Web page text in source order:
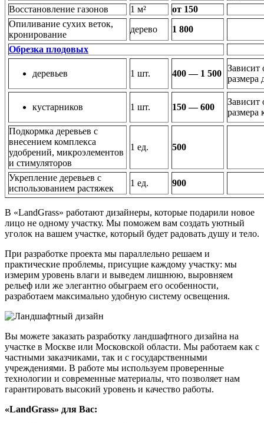
Восстановление газонов
1 м²
от 150
Опиливание сухих веток,
кронирование
дерево
1 800
Обрезка плодовых
деревьев 1 шт. 400 — 1 500
Зависит
размера
кустарников 1 шт. 150 — 600
Зависит
размера
Подкормка деревьев с
внесением комплекса
удобрений, микроэлементов
и стимуляторов
1 ед. 500
Укрепление деревьев с
использованием растяжек
1 ед. 900
В «LandGrass» работают дизайнеры, которые подарили новое
лицо не одному участку. Мы поможем вам создать уютный
уголок на вашем участке, который будет радовать душу и тело.
При разработке проекта мы параллельно решаем и
практические проблемы, присущие каждому участку: мы
измерим уровень влаги и выведем лишнюю, выровняем
рельеф или же элегантно обыграем его особенности,
разработаем максимально удобную систему освещения.
Вы можете заказать разработку ландшафтного дизайна на
участке в Москве или Московской области. Мы работаем как с
частными заказчиками, так и с государственными
учреждениями. В работе мы используем проверенные
технологии и современные материалы, что позволяет нам
гарантировать высокий уровень и качество работы.
«LandGrass» для Вас: